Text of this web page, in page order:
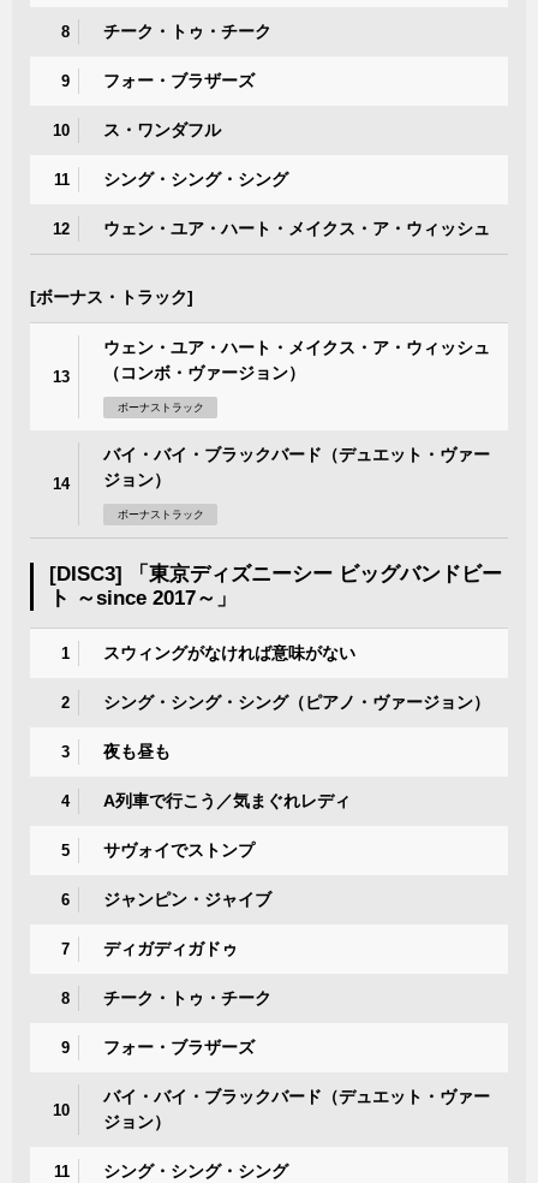
8 チーク・トゥ・チーク
9 フォー・ブラザーズ
10 ス・ワンダフル
11 シング・シング・シング
12 ウェン・ユア・ハート・メイクス・ア・ウィッシュ
[ボーナス・トラック]
13
ウェン・ユア・ハート・メイクス・ア・ウィッシュ
（コンボ・ヴァージョン）
ボーナストラック
14
バイ・バイ・ブラックバード（デュエット・ヴァー
ジョン）
ボーナストラック
[DISC3] 「東京ディズニーシー ビッグバンドビー
ト ～since 2017～」
1 スウィングがなければ意味がない
2 シング・シング・シング（ピアノ・ヴァージョン）
3 夜も昼も
4 A列車で行こう／気まぐれレディ
5 サヴォイでストンプ
6 ジャンピン・ジャイブ
7 ディガディガドゥ
8 チーク・トゥ・チーク
9 フォー・ブラザーズ
10
バイ・バイ・ブラックバード（デュエット・ヴァー
ジョン）
11 シング・シング・シング